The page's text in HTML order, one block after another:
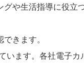
や生活指導に役立
きます。
います。各社電子カ